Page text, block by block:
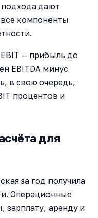
дают
компоненты
— прибыль до
EBITDA минус
в свою очередь,
процентов и
для
за год получила
Операционные
зарплату, аренду и